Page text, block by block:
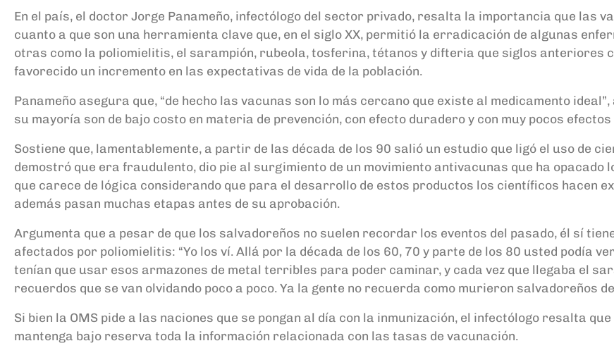
En el país, el doctor Jorge Panameño, infectólogo del sector privado, resalta la importancia que las
cuanto a que son una herramienta clave que, en el siglo XX, permitió la erradicación de algunas
otras como la poliomielitis, el sarampión, rubeola, tosferina, tétanos y difteria que siglos anteriores
favorecido un incremento en las expectativas de vida de la población.
Panameño asegura que, “de hecho las vacunas son lo más cercano que existe al medicamento
su mayoría son de bajo costo en materia de prevención, con efecto duradero y con muy pocos
Sostiene que, lamentablemente, a partir de las década de los 90 salió un estudio que ligó el uso de
demostró que era fraudulento, dio pie al surgimiento de un movimiento antivacunas que ha
que carece de lógica considerando que para el desarrollo de estos productos los científicos hacen
además pasan muchas etapas antes de su aprobación.
Argumenta que a pesar de que los salvadoreños no suelen recordar los eventos del pasado, él sí
afectados por poliomielitis: “Yo los ví. Allá por la década de los 60, 70 y parte de los 80 usted podía
tenían que usar esos armazones de metal terribles para poder caminar, y cada vez que llegaba el
recuerdos que se van olvidando poco a poco. Ya la gente no recuerda como murieron salvadoreños
Si bien la OMS pide a las naciones que se pongan al día con la inmunización, el infectólogo resalta
mantenga bajo reserva toda la información relacionada con las tasas de vacunación.